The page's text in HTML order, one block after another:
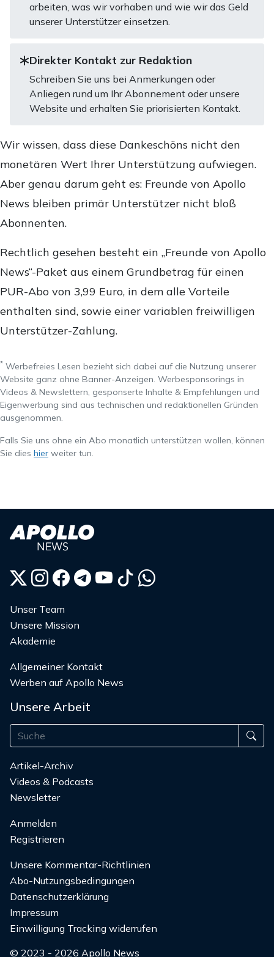
arbeiten, was wir vorhaben und wie wir das Geld
unserer Unterstützer einsetzen.
Direkter Kontakt zur Redaktion
Schreiben Sie uns bei Anmerkungen oder
Anliegen rund um Ihr Abonnement oder unsere
Website und erhalten Sie priorisierten Kontakt.
Wir wissen, dass diese Dankeschöns nicht den
monetären Wert Ihrer Unterstützung aufwiegen.
Aber genau darum geht es: Freunde von Apollo
News bleiben primär Unterstützer nicht bloß
Abonnenten.
Rechtlich gesehen besteht ein „Freunde von Apollo
News“-Paket aus einem Grundbetrag für einen
PUR-Abo von 3,99 Euro, in dem alle Vorteile
enthalten sind, sowie einer variablen freiwilligen
Unterstützer-Zahlung.
* Werbefreies Lesen bezieht sich dabei auf die Nutzung unserer
Website ganz ohne Banner-Anzeigen. Werbesponsorings in
Videos & Newslettern, gesponserte Inhalte & Empfehlungen und
Eigenwerbung sind aus technischen und redaktionellen Gründen
ausgenommen.
Falls Sie uns ohne ein Abo monatlich unterstützen wollen, können
Sie dies hier weiter tun.
Unser Team
Unsere Mission
Akademie
Allgemeiner Kontakt
Werben auf Apollo News
Unsere Arbeit
Artikel-Archiv
Videos & Podcasts
Newsletter
Anmelden
Registrieren
Unsere Kommentar-Richtlinien
Abo-Nutzungsbedingungen
Datenschutzerklärung
Impressum
Einwilligung Tracking widerrufen
© 2023 - 2026 Apollo News